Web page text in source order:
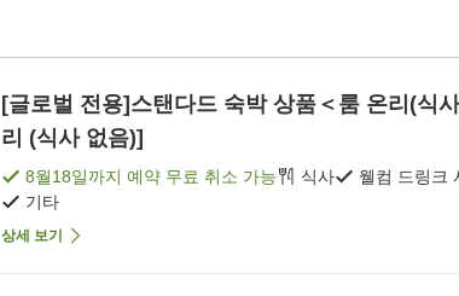
[글로벌 전용]스탠다드 숙박 상품＜룸 온리(식
리 (식사 없음)]
8월18일까지 예약 무료 취소 가능 식사 웰컴 드링크
기타
상세 보기